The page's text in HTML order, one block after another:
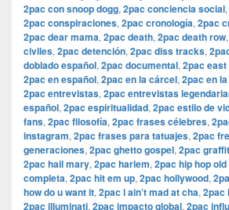
2pac con snoop dogg, 2pac conciencia social,
2pac conspiraciones, 2pac cronología, 2pac
2pac dear mama, 2pac death, 2pac death row,
civiles, 2pac detención, 2pac diss tracks,
doblado español, 2pac documental, 2pac
2pac en español, 2pac en la cárcel, 2pac en
2pac entrevistas, 2pac entrevistas
español, 2pac espiritualidad, 2pac estilo de
fans, 2pac filosofía, 2pac frases célebres,
instagram, 2pac frases para tatuajes, 2pac
generaciones, 2pac ghetto gospel, 2pac
2pac hail mary, 2pac harlem, 2pac hip hop
completa, 2pac hit em up, 2pac hollywood,
how do u want it, 2pac i ain’t mad at cha, 2pac
2pac illuminati, 2pac impacto global, 2pac